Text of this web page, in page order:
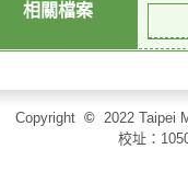
相關檔案
Copyright © 2022 Taipei
校址：